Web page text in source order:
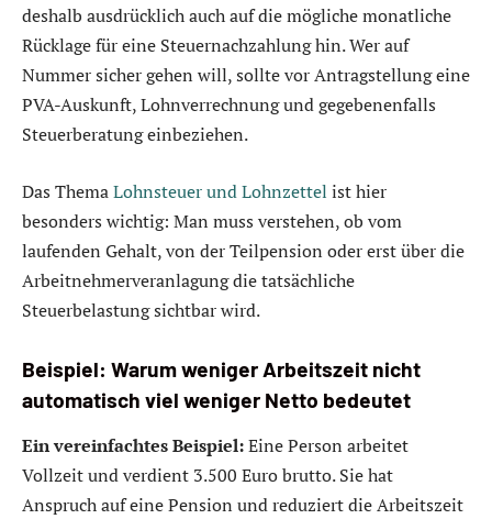
deshalb ausdrücklich auch auf die mögliche monatliche
Rücklage für eine Steuernachzahlung hin. Wer auf
Nummer sicher gehen will, sollte vor Antragstellung eine
PVA-Auskunft, Lohnverrechnung und gegebenenfalls
Steuerberatung einbeziehen.
Das ThemaLohnsteuer und Lohnzettel ist hier
besonders wichtig: Man muss verstehen, ob vom
laufenden Gehalt, von der Teilpension oder erst über die
Arbeitnehmerveranlagung die tatsächliche
Steuerbelastung sichtbar wird.
Beispiel: Warum weniger Arbeitszeit nicht
automatisch viel weniger Netto bedeutet
Ein vereinfachtes Beispiel:Eine Person arbeitet
Vollzeit und verdient 3.500 Euro brutto. Sie hat
Anspruch auf eine Pension und reduziert die Arbeitszeit